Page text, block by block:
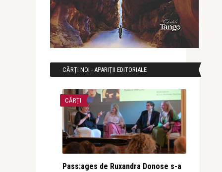
CĂRȚI NOI - APARIȚII EDITORIALE
CĂRȚI
Pass:ages de Ruxandra Donose s-a